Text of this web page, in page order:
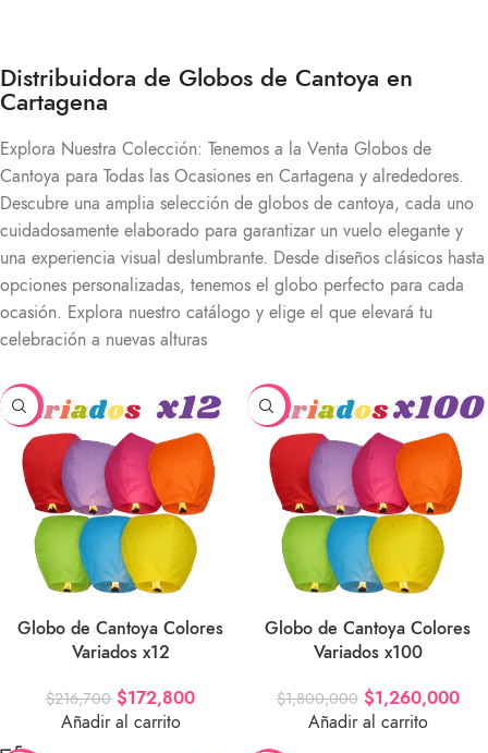
Distribuidora de Globos de Cantoya en
Cartagena
Explora Nuestra Colección: Tenemos a la Venta Globos de
Cantoya para Todas las Ocasiones en Cartagena y alrededores.
Descubre una amplia selección de globos de cantoya, cada uno
cuidadosamente elaborado para garantizar un vuelo elegante y
una experiencia visual deslumbrante. Desde diseños clásicos hasta
opciones personalizadas, tenemos el globo perfecto para cada
ocasión. Explora nuestro catálogo y elige el que elevará tu
celebración a nuevas alturas
-20%
Globo de Cantoya Colores
Variados x12
$216,700 $172,800
Añadir al carrito
-30%
Globo de Cantoya Colores
Variados x100
$1,800,000 $1,260,000
Añadir al carrito